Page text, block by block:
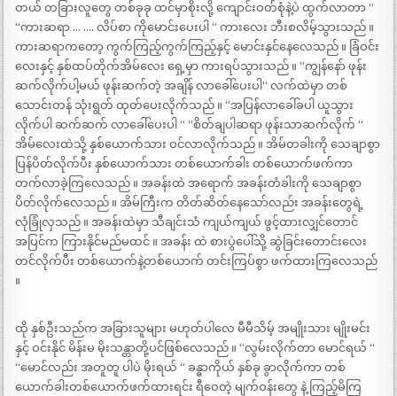
တယ် တခြားလူတွေ တစ်ခုခု ထင်မှာစိုးလို့ ကျောင်းဝတ်စုံနဲ့ပဲ ထွက်လာတာ “
“ကားဆရာ … …. လိပ်စာ ကိုမောင်းပေးပါ “ ကားလေး ဘီးစလိမ့်သွားသည် ။
ကားဆရာကတော့ ကွက်ကြည့်ကွက်ကြည့်နှင့် မောင်းနှင်နေလေသည် ။ ခြံဝင်း
လေးနှင့် နှစ်ထပ်တိုက်အိမ်လေး ရှေ့မှာ ကားရပ်သွားသည် ။ “ကျွန်နော် ဖုန်း
ဆက်လိုက်ပါ့မယ် ဖုန်းဆက်တဲ့ အချိန် လာခေါ်ပေးပါ“ လက်ထဲမှာ တစ်
သောင်းတန် သုံးရွတ် ထုတ်ပေးလိုက်သည် ။ “အပြန်လာခေါ်ခပါ ယူသွား
လိုက်ပါ ဆက်ဆက် လာခေါ်ပေးပါ “ “စိတ်ချပါဆရာ ဖုန်းသာဆက်လိုက် “
အိမ်လေးထဲသို့ နှစ်ယောက်သား ဝင်လာလိုက်သည် ။ အိမ်တခါးကို သေချာစွာ
ပြန်ပိတ်လိုက်ပီး နှစ်ယောက်သား တစ်ယောက်ခါး တစ်ယောက်ဖက်ကာ
တက်လာခဲ့ကြလေသည် ။ အခန်းထဲ အရောက် အခန်းတံခါးကို သေချာစွာ
ပိတ်လိုက်လေသည် ။ အိမ်ကြီးက တိတ်ဆိတ်နေသော်လည်း အခန်းတွေရဲ့
လုံခြုံလှသည် ။ အခန်းထဲမှာ သီချင်းသံ ကျယ်ကျယ် ဖွင့်ထားလျှင်တောင်
အပြင်က ကြားနိုင်မည်မထင် ။ အခန်း ထဲ စားပွဲပေါ်သို့ ဆွဲခြင်းတောင်းလေး
တင်လိုက်ပီး တစ်ယောက်နဲ့တစ်ယောက် တင်းကြပ်စွာ ဖက်ထားကြလေသည်
။
ထို နှစ်ဦးသည်က အခြားသူများ မဟုတ်ပါလေ မီမီသိမ့် အမျိုးသား မျိုးမင်း
နှင့် ဝင်းနိုင် မိန်းမ မိုးသန္တာတို့ပင်ဖြစ်လေသည် ။ “လွမ်းလိုက်တာ မောင်ရယ် “
“မောင်လည်း အတူတူ ပါပဲ မိုးရယ် “ ခန္ဓာကိုယ် နှစ်ခု ခွာလိုက်ကာ တစ်
ယောက်ခါးတစ်ယောက်ဖက်ထားရင်း ရီဝေတဲ့ မျက်ဝန်းတွေ နဲ့ ကြည့်မိကြ